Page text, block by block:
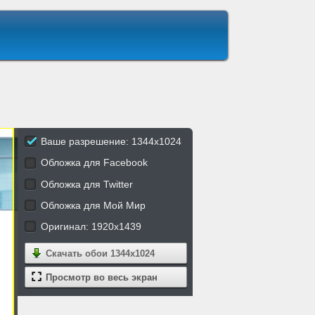
Ваше разрешение: 1344x1024
Обложка для Facebook
Обложка для Twitter
Обложка для Мой Мир
Оригинал: 1920x1439
Скачать обои 1344x1024
Просмотр во весь экран